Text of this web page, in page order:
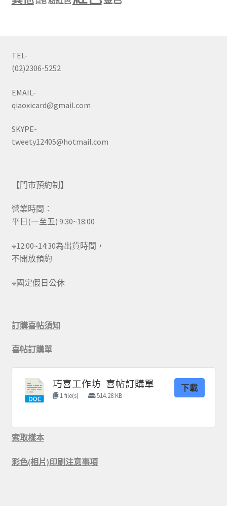
白色
TEL-
(02)2306-5252
EMAIL-
qiaoxicard@gmail.com
SKYPE-
tweety12405@hotmail.com
【門市預約制】
營業時間：
平日(一至五) 9:30~18:00
※12:00~14:30為出貨時間，
不開放預約
※國定假日公休
訂購喜帖須知
喜帖訂購單
巧喜工作坊- 喜帖訂購單
1 file(s) 514.28 KB
下載
索取樣本
彩色(相片)印刷注意事項